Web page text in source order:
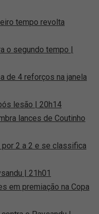
tempo revolta
o segundo tempo |
de 4 reforços na janela
lesão | 20h14
lances de Coutinho
2 a 2 e se classifica
| 21h01
em premiação na Copa